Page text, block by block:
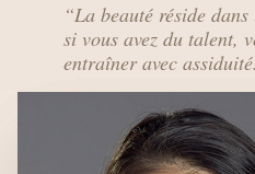
“La beauté réside
si vous avez du talent,
entraîner avec assiduité.